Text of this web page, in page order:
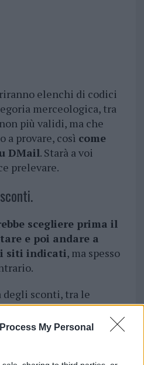
My Personal
elenchi di codici
merceologica, tra
più validi, ma che
a provare, così come
DMail. Starà a voi
prelevare.
scegliere prima il
e poi andare a
siti indicati, ma spesso
degli sconti, tra le
e poi in un momento
della decisione sugli
scegliere il codice.